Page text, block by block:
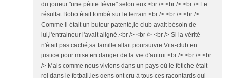
du joueur."une pétite fièvre" selon eux.<br /> <br /> <br /> Le
résultat:Bobo était tombé sur le terrain.<br /> <br /> <br />
Comme il était un buteur patenté,le club avait bésoin de
lui,l'entraineur l'avait aligné.<br /> <br /> <br /> Si la vérité
n'était pas caché;sa famille allait poursuivre Vita-club en
justice pour mise en danger de la vie d'autrui.<br /> <br /> <br
/> Mais comme nous vivions dans un pays où le fétiche était
roi dans le fotball,les gens ont cru à tous ces racontards qui